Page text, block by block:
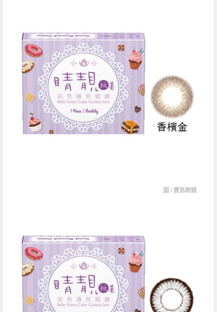
圖 / 寶島眼鏡